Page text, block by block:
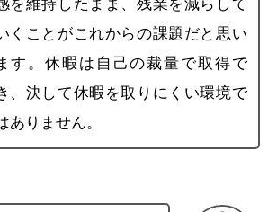
くことがこれからの課題だと思い
す。休暇は自己の裁量で取得で
、決して休暇を取りにくい環境で
ありません。